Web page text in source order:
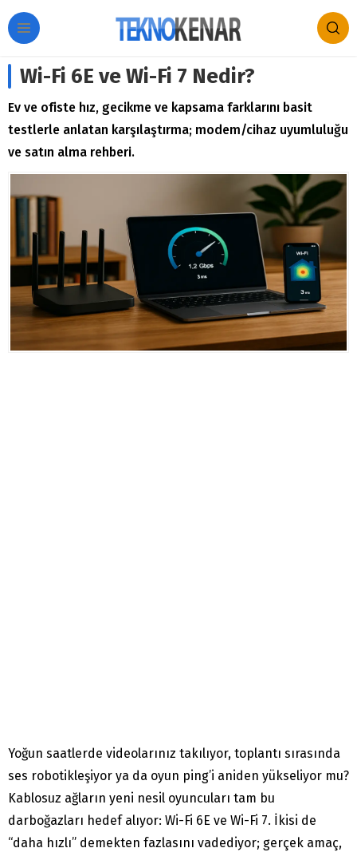
Wi-Fi 6E ve Wi-Fi 7 Nedir?
Ev ve ofiste hız, gecikme ve kapsama farklarını basit
testlerle anlatan karşılaştırma; modem/cihaz uyumluluğu
ve satın alma rehberi.
Yoğun saatlerde videolarınız takılıyor, toplantı sırasında
ses robotikleşiyor ya da oyun ping’i aniden yükseliyor mu?
Kablosuz ağların yeni nesil oyuncuları tam bu
darboğazları hedef alıyor: Wi-Fi 6E ve Wi-Fi 7. İkisi de
“daha hızlı” demekten fazlasını vadediyor; gerçek amaç,